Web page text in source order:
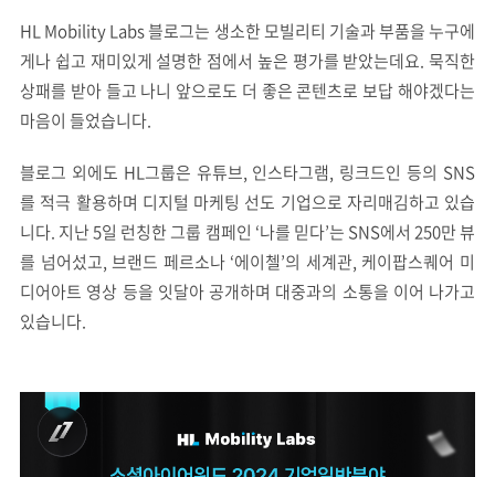
HL Mobility Labs 블로그는 생소한 모빌리티 기술과 부품을 누구에
게나 쉽고 재미있게 설명한 점에서 높은 평가를 받았는데요. 묵직한
상패를 받아 들고 나니 앞으로도 더 좋은 콘텐츠로 보답 해야겠다는
마음이 들었습니다.
블로그 외에도 HL그룹은 유튜브, 인스타그램, 링크드인 등의 SNS
를 적극 활용하며 디지털 마케팅 선도 기업으로 자리매김하고 있습
니다. 지난 5일 런칭한 그룹 캠페인 ‘나를 믿다’는 SNS에서 250만 뷰
를 넘어섰고, 브랜드 페르소나 ‘에이첼’의 세계관, 케이팝스퀘어 미
디어아트 영상 등을 잇달아 공개하며 대중과의 소통을 이어 나가고
있습니다.